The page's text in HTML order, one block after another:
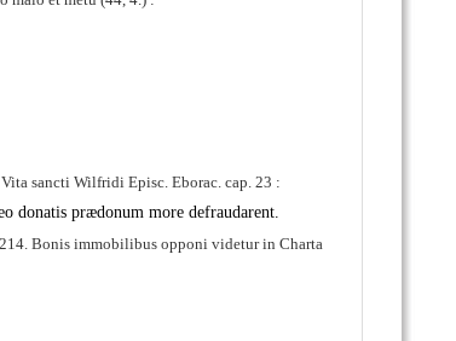
sancti Wilfridi Episc. Eborac. cap. 23 :
donatis prædonum more defraudarent.
Bonis immobilibus opponi videtur in Charta